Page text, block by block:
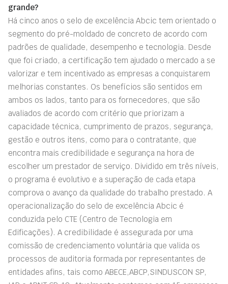
grande?
Há cinco anos o selo de excelência Abcic tem orientado o
segmento do pré-moldado de concreto de acordo com
padrões de qualidade, desempenho e tecnologia. Desde
que foi criado, a certificação tem ajudado o mercado a se
valorizar e tem incentivado as empresas a conquistarem
melhorias constantes. Os benefícios são sentidos em
ambos os lados, tanto para os fornecedores, que são
avaliados de acordo com critério que priorizam a
capacidade técnica, cumprimento de prazos, segurança,
gestão e outros itens, como para o contratante, que
encontra mais credibilidade e segurança na hora de
escolher um prestador de serviço. Dividido em três níveis,
o programa é evolutivo e a superação de cada etapa
comprova o avanço da qualidade do trabalho prestado. A
operacionalização do selo de excelência Abcic é
conduzida pelo CTE (Centro de Tecnologia em
Edificações). A credibilidade é assegurada por uma
comissão de credenciamento voluntária que valida os
processos de auditoria formada por representantes de
entidades afins, tais como ABECE,ABCP,SINDUSCON SP,